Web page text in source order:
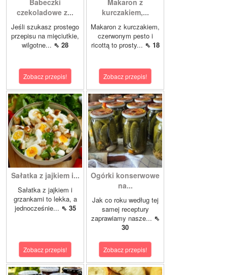
czekoladowe z...
Jeśli szukasz prostego
przepisu na mięciutkie,
wilgotne... ⇖ 28
Zobacz przepis!
kurczakiem,...
Makaron z kurczakiem,
czerwonym pesto i
ricottą to prosty... ⇖ 18
Zobacz przepis!
Sałatka z jajkiem i...
Sałatka z jajkiem i
grzankami to lekka, a
jednocześnie... ⇖ 35
Zobacz przepis!
Ogórki konserwowe
na...
Jak co roku według tej
samej receptury
zaprawiamy nasze... ⇖
30
Zobacz przepis!